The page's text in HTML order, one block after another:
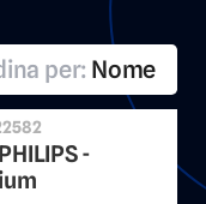
per: Nome
-